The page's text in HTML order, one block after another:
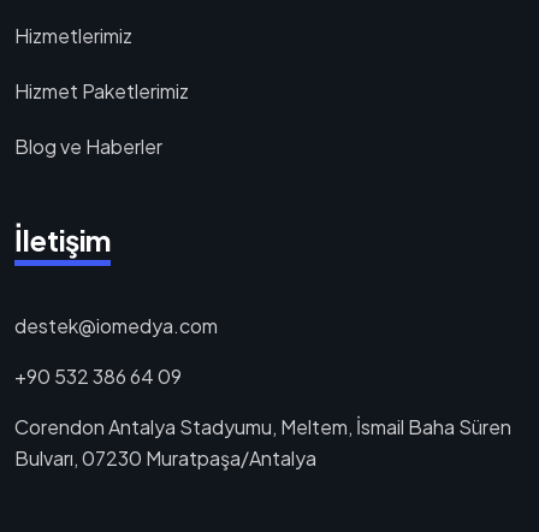
Hizmetlerimiz
Hizmet Paketlerimiz
Blog ve Haberler
İletişim
destek@iomedya.com
+90 532 386 64 09
Corendon Antalya Stadyumu, Meltem, İsmail Baha Süren
Bulvarı, 07230 Muratpaşa/Antalya